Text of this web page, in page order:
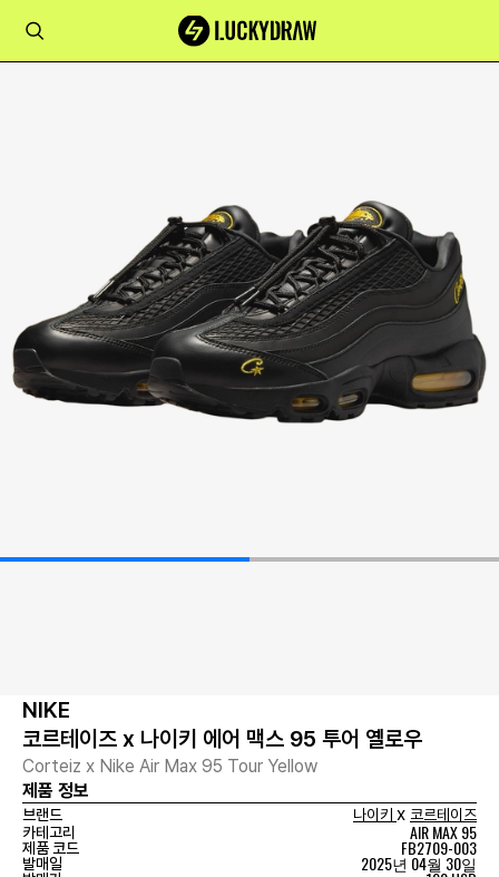
NIKE
코르테이즈 x 나이키 에어 맥스 95 투어 옐로우
Corteiz x Nike Air Max 95 Tour Yellow
제품 정보
브랜드 나이키 x 코르테이즈
카테고리
AIR MAX 95
제품 코드 FB2709-003
발매일 2025년 04월 30일